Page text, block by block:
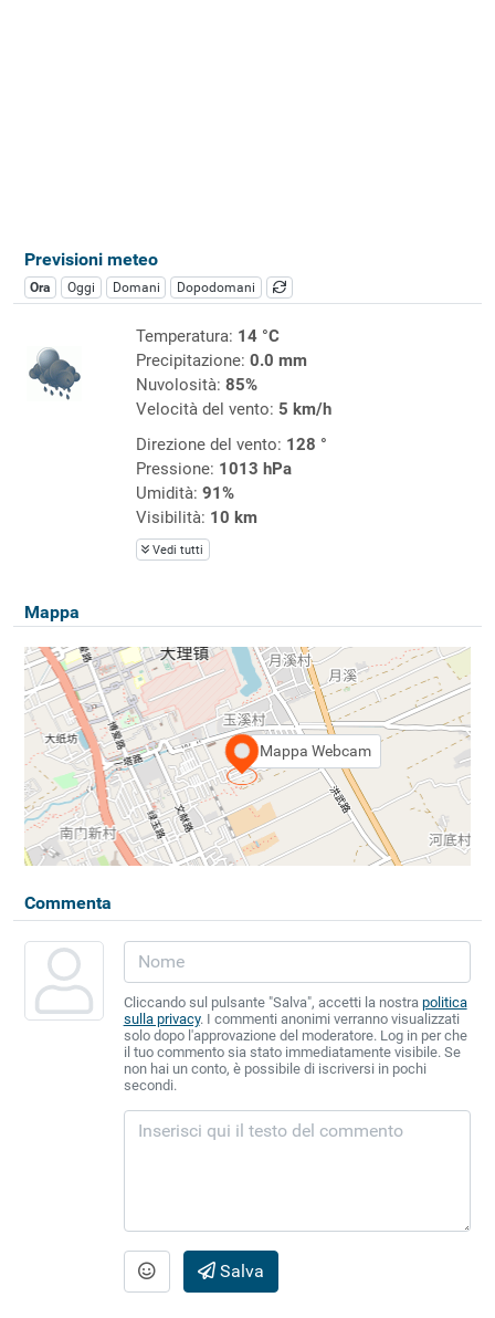
Previsioni meteo
Ora Oggi Domani Dopodomani
Temperatura: 14 °C
Precipitazione: 0.0 mm
Nuvolosità: 85%
Velocità del vento: 5 km/h
Direzione del vento: 128 °
Pressione: 1013 hPa
Umidità: 91%
Visibilità: 10 km
Vedi tutti
Mappa
Mappa Webcam
Commenta
Cliccando sul pulsante "Salva", accetti la nostra politica
sulla privacy. I commenti anonimi verranno visualizzati
solo dopo l'approvazione del moderatore. Log in per che
il tuo commento sia stato immediatamente visibile. Se
non hai un conto, è possibile di iscriversi in pochi
secondi.
Salva